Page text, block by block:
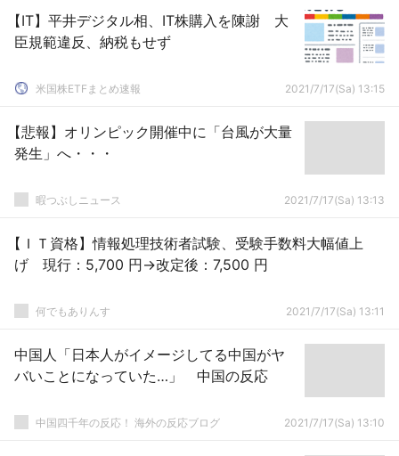
【IT】平井デジタル相、IT株購入を陳謝 大
臣規範違反、納税もせず
米国株ETFまとめ速報 2021/7/17(Sa) 13:15
【悲報】オリンピック開催中に「台風が大量
発生」へ・・・
暇つぶしニュース 2021/7/17(Sa) 13:13
【ＩＴ資格】情報処理技術者試験、受験手数料大幅値上
げ 現行：5,700 円→改定後：7,500 円
何でもありんす 2021/7/17(Sa) 13:11
中国人「日本人がイメージしてる中国がヤ
バいことになっていた…」 中国の反応
中国四千年の反応！ 海外の反応ブログ 2021/7/17(Sa) 13:10